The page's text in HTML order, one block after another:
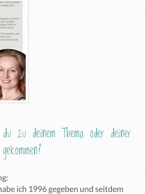
zu deinem Thema oder deiner
ich 1996 gegeben und seitdem